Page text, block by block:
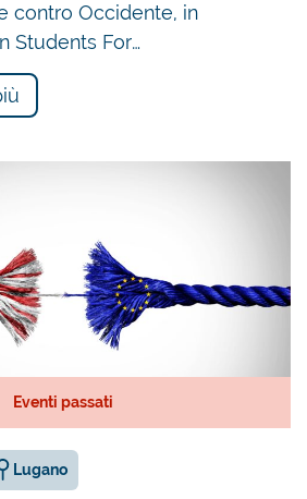
contro Occidente, in
Students For…
Eventi passati
Lugano